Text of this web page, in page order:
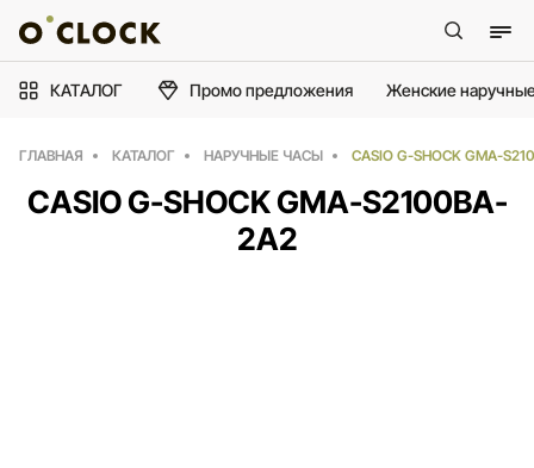
КАТАЛОГ Промо предложения Женские
ГЛАВНАЯ КАТАЛОГ НАРУЧНЫЕ ЧАСЫ CASIO G-SHOCK GMA-
CASIO G-SHOCK GMA-S2100BA-
2A2